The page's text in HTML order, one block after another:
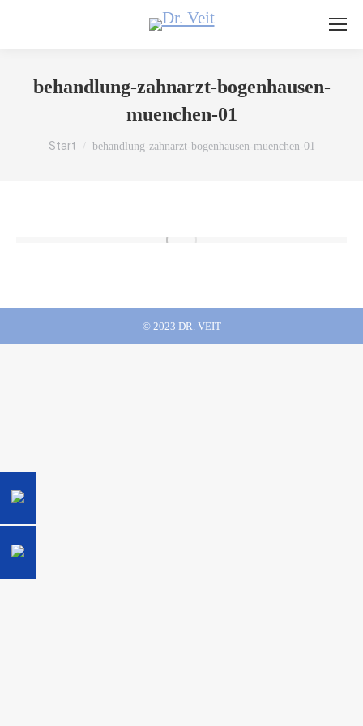
behandlung-zahnarzt-bogenhausen-
muenchen-01
Sie befinden sich hier:
Start behandlung-zahnarzt-bogenhausen-muenchen-01
© 2023 DR. VEIT